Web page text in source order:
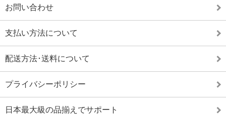
お問い合わせ
支払い方法について
配送方法･送料について
プライバシーポリシー
日本最大級の品揃えでサポート